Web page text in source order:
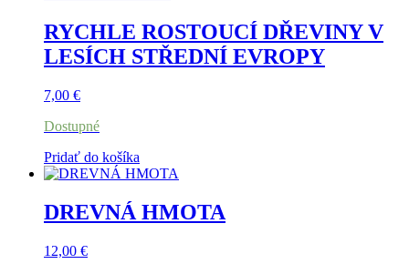
RYCHLE ROSTOUCÍ DŘEVINY V
LESÍCH STŘEDNÍ EVROPY
7,00 €
Dostupné
Pridať do košíka
DREVNÁ HMOTA
12,00 €